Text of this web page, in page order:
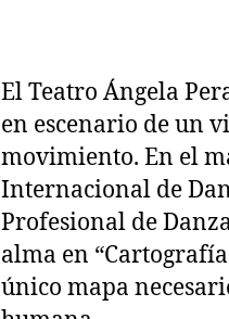
El Teatro Ángela
en escenario de un
movimiento. En el
Internacional de
Profesional de
alma en
único mapa